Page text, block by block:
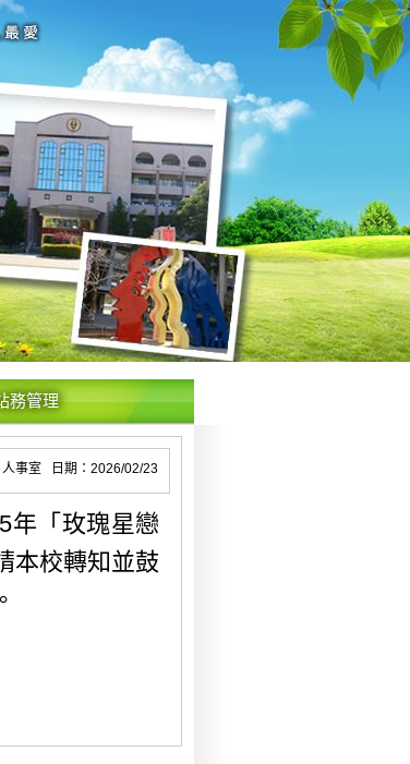
務管理
人事室 日期：2026/02/23
年「玫瑰星戀
本校轉知並鼓